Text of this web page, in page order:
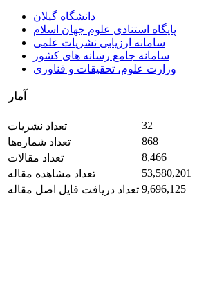
دانشگاه گیلان
پایگاه استنادی علوم جهان اسلام
سامانه ارزیابی نشریات علمی
سامانه جامع رسانه های کشور
وزارت علوم، تحقیقات و فناوری
آمار
تعداد نشریات
32
تعداد شماره‌ها
868
تعداد مقالات
8,466
تعداد مشاهده مقاله
53,580,201
تعداد دریافت فایل اصل مقاله 9,696,125